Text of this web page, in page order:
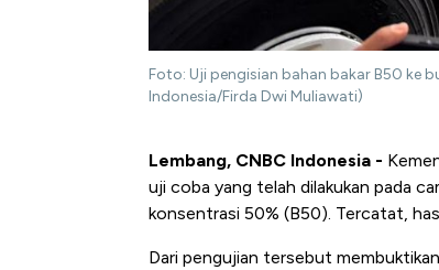
Foto: Uji pengisian bahan bakar B50 ke
Indonesia/Firda Dwi Muliawati)
Lembang, CNBC Indonesia -
uji coba yang telah dilakukan pada
konsentrasi 50% (B50). Tercatat,
Dari pengujian tersebut